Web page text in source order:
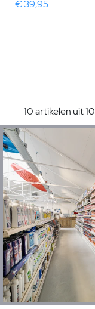
€ 39,95
10 artikelen uit 10